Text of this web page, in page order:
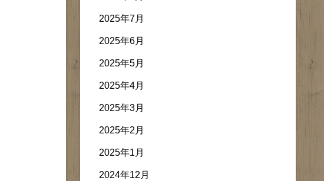
2025年7月
2025年6月
2025年5月
2025年4月
2025年3月
2025年2月
2025年1月
2024年12月